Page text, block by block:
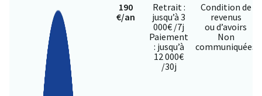
190
€/an
Retrait :
jusqu’à 3
000€ /7j
Paiement
: jusqu’à
12 000€
/30j
Condition de
revenus
ou d’avoirs
Non
communiquées